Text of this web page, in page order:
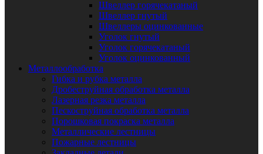
Швеллер горячекатаный
Швеллер гнутый
Швеллеры оцинкованные
Уголок гнутый
Уголок горячекатаный
Уголок оцинкованный
Металлообработка
Гибка и рубка металла
Дробеструйная обработка металла
Лазерная резка металла
Пескоструйная обработка металла
Порошковая покраска металла
Металлические лестницы
Пожарные лестницы